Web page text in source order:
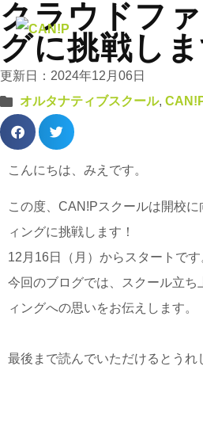
クラウドフ
グに挑戦しま
更新日：2024年12月06日
オルタナティブスクール,
こんにちは、みえです。
この度、CAN!Pスクールは開校
ィングに挑戦します！
12月16日（月）からスタートです
今回のブログでは、スクール立ち
ィングへの思いをお伝えします。
最後まで読んでいただけるとうれ